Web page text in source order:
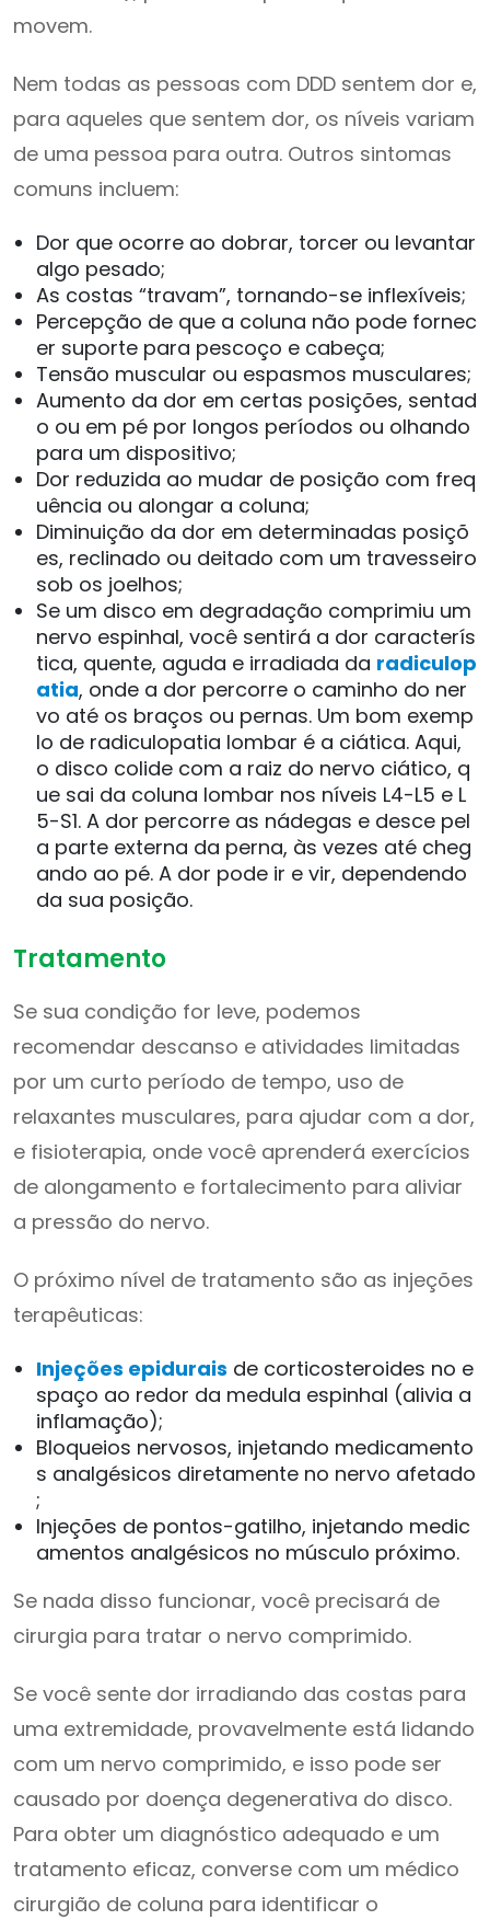
movem.
Nem todas as pessoas com DDD sentem dor e,
para aqueles que sentem dor, os níveis variam
de uma pessoa para outra. Outros sintomas
comuns incluem:
Dor que ocorre ao dobrar, torcer ou levantar
algo pesado;
As costas “travam”, tornando-se inflexíveis;
Percepção de que a coluna não pode fornec
er suporte para pescoço e cabeça;
Tensão muscular ou espasmos musculares;
Aumento da dor em certas posições, sentad
o ou em pé por longos períodos ou olhando
para um dispositivo;
Dor reduzida ao mudar de posição com freq
uência ou alongar a coluna;
Diminuição da dor em determinadas posiçõ
es, reclinado ou deitado com um travesseiro
sob os joelhos;
Se um disco em degradação comprimiu um
nervo espinhal, você sentirá a dor caracterís
tica, quente, aguda e irradiada da radiculop
atia, onde a dor percorre o caminho do ner
vo até os braços ou pernas. Um bom exemp
lo de radiculopatia lombar é a ciática. Aqui,
o disco colide com a raiz do nervo ciático, q
ue sai da coluna lombar nos níveis L4-L5 e L
5-S1. A dor percorre as nádegas e desce pel
a parte externa da perna, às vezes até cheg
ando ao pé. A dor pode ir e vir, dependendo
da sua posição.
Tratamento
Se sua condição for leve, podemos
recomendar descanso e atividades limitadas
por um curto período de tempo, uso de
relaxantes musculares, para ajudar com a dor,
e fisioterapia, onde você aprenderá exercícios
de alongamento e fortalecimento para aliviar
a pressão do nervo.
O próximo nível de tratamento são as injeções
terapêuticas:
Injeções epidurais de corticosteroides no e
spaço ao redor da medula espinhal (alivia a
inflamação);
Bloqueios nervosos, injetando medicamento
s analgésicos diretamente no nervo afetado
;
Injeções de pontos-gatilho, injetando medic
amentos analgésicos no músculo próximo.
Se nada disso funcionar, você precisará de
cirurgia para tratar o nervo comprimido.
Se você sente dor irradiando das costas para
uma extremidade, provavelmente está lidando
com um nervo comprimido, e isso pode ser
causado por doença degenerativa do disco.
Para obter um diagnóstico adequado e um
tratamento eficaz, converse com um médico
cirurgião de coluna para identificar o